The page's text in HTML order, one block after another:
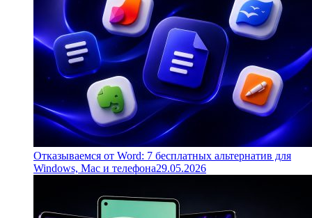
Отказываемся от Word: 7 бесплатных альтернатив для
Windows, Mac и телефона29.05.2026